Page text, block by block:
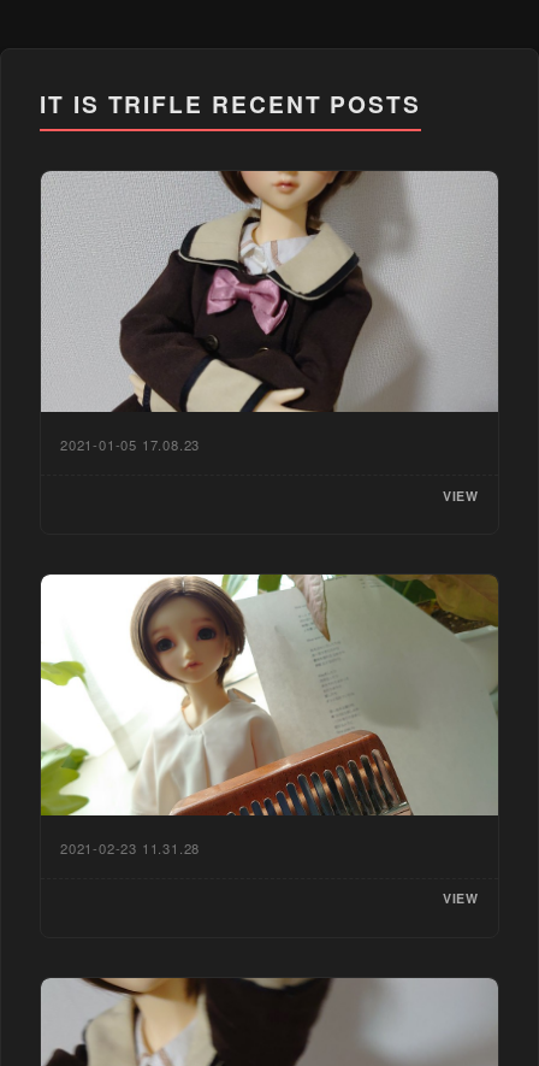
IT IS TRIFLE RECENT POSTS
2021-01-05 17.08.23
VIEW
2021-02-23 11.31.28
VIEW